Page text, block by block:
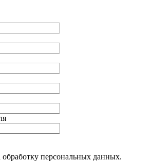
обработку персональных данных.